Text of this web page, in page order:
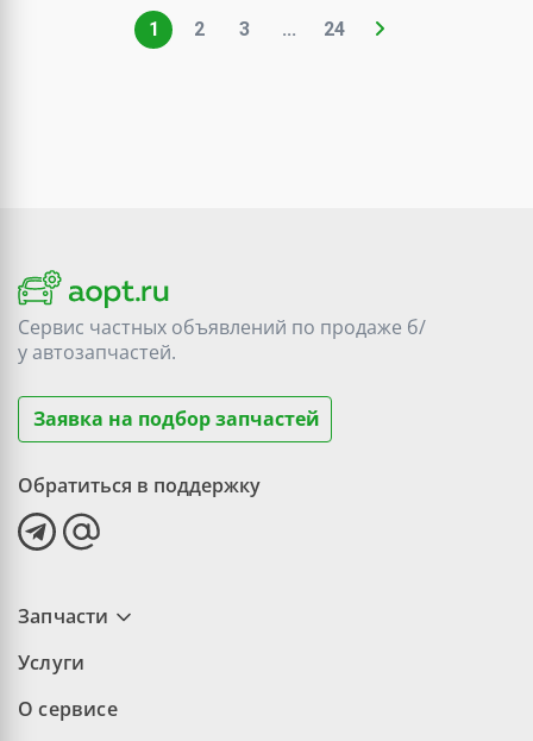
1 2 3 ... 24
Сервис частных объявлений по продаже б/
уавтозапчастей.
Заявка на подбор запчастей
Обратиться в поддержку
Запчасти
Услуги
О сервисе